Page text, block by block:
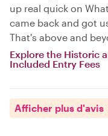
up real quick on
came back and got
That's above and
Explore the Historic
Included Entry Fees
Afficher plus d'avis